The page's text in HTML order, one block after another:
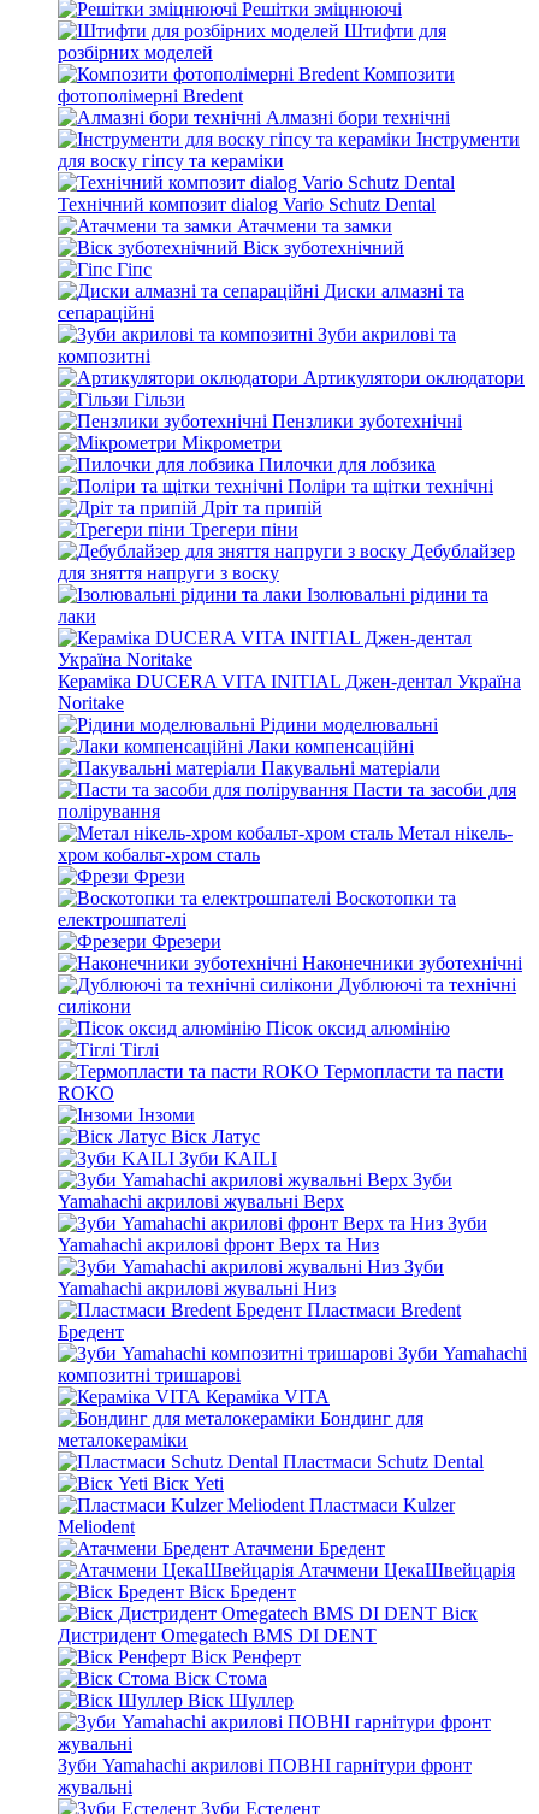
Решітки зміцнюючі
Штифти для
розбірних моделей
Композити
фотополімерні Bredent
Алмазні бори технічні
Інструменти
для воску гіпсу та кераміки
Технічний композит dialog Vario Schutz Dental
Атачмени та замки
Віск зуботехнічний
Гіпс
Диски алмазні та
сепараційні
Зуби акрилові та
композитні
Артикулятори оклюдатори
Гільзи
Пензлики зуботехнічні
Мікрометри
Пилочки для лобзика
Поліри та щітки технічні
Дріт та припій
Трегери піни
Дебублайзер
для зняття напруги з воску
Ізолювальні рідини та
лаки
Кераміка DUCERA VITA INITIAL Джен-дентал Україна
Noritake
Рідини моделювальні
Лаки компенсаційні
Пакувальні матеріали
Пасти та засоби для
полірування
Метал нікель-
хром кобальт-хром сталь
Фрези
Воскотопки та
електрошпателі
Фрезери
Наконечники зуботехнічні
Дублюючі та технічні
силікони
Пісок оксид алюмінію
Тіглі
Термопласти та пасти
ROKO
Інзоми
Віск Латус
Зуби KAILI
Зуби
Yamahachi акрилові жувальні Верх
Зуби
Yamahachi акрилові фронт Верх та Низ
Зуби
Yamahachi акрилові жувальні Низ
Пластмаси Bredent
Бредент
Зуби Yamahachi
композитні тришарові
Кераміка VITA
Бондинг для
металокераміки
Пластмаси Schutz Dental
Віск Yeti
Пластмаси Kulzer
Meliodent
Атачмени Бредент
Атачмени ЦекаШвейцарія
Віск Бредент
Віск
Дистридент Omegatech BMS DI DENT
Віск Ренферт
Віск Стома
Віск Шуллер
Зуби Yamahachi акрилові ПОВНІ гарнітури фронт
жувальні
Зуби Естедент